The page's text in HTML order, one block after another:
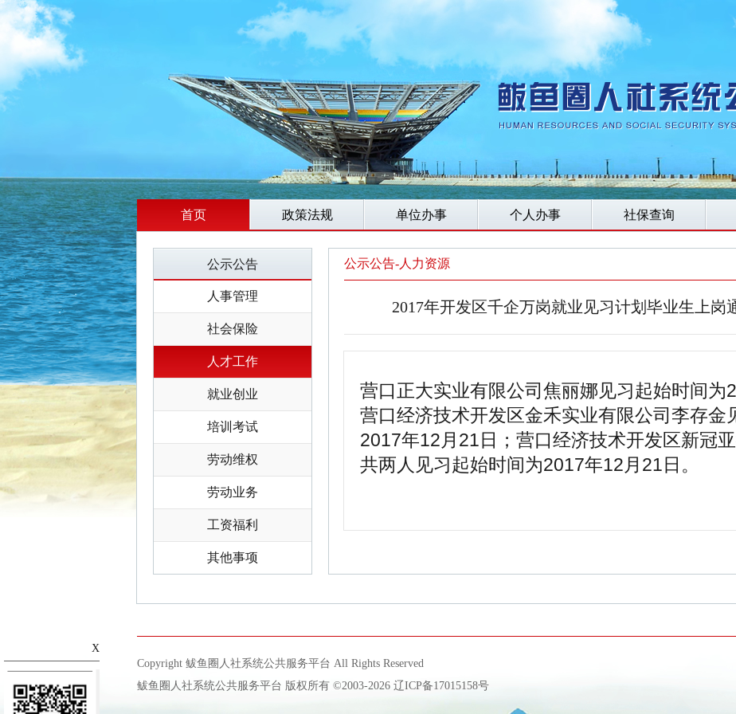
首页 政策法规 单位办事 个人办事 社保查询
公示公告
人事管理
社会保险
人才工作
就业创业
培训考试
劳动维权
劳动业务
工资福利
其他事项
公示公告-人力资源
2017年开发区千企万岗就业见习计划毕业生上岗
营口正大实业有限公司焦丽娜见习起始时间为
营口经济技术开发区金禾实业有限公司李存金
2017年12月21日；营口经济技术开发区新冠
共两人见习起始时间为2017年12月21日。
Copyright 鲅鱼圈人社系统公共服务平台 All Rights Reserved
鲅鱼圈人社系统公共服务平台 版权所有 ©2003-2026 辽ICP备17015158号
X